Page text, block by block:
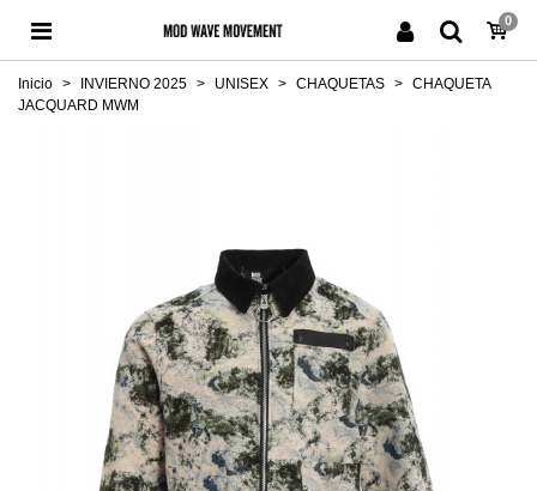
0
Inicio > INVIERNO 2025 > UNISEX > CHAQUETAS > CHAQUETA
JACQUARD MWM